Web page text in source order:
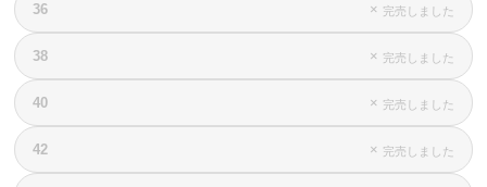
36 × 完売しました
38 × 完売しました
40 × 完売しました
42 × 完売しました